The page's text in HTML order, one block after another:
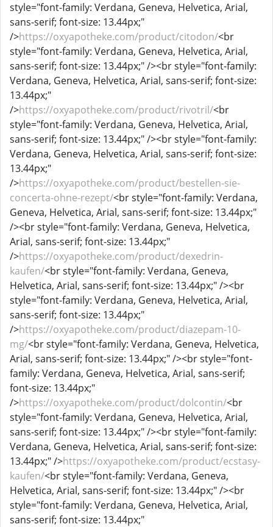
style="font-family: Verdana, Geneva, Helvetica, Arial,
sans-serif; font-size: 13.44px;"
/>https://oxyapotheke.com/product/citodon/<br
style="font-family: Verdana, Geneva, Helvetica, Arial,
sans-serif; font-size: 13.44px;" /><br style="font-family:
Verdana, Geneva, Helvetica, Arial, sans-serif; font-size:
13.44px;"
/>https://oxyapotheke.com/product/rivotril/<br
style="font-family: Verdana, Geneva, Helvetica, Arial,
sans-serif; font-size: 13.44px;" /><br style="font-family:
Verdana, Geneva, Helvetica, Arial, sans-serif; font-size:
13.44px;"
/>https://oxyapotheke.com/product/bestellen-sie-
concerta-ohne-rezept/<br style="font-family: Verdana,
Geneva, Helvetica, Arial, sans-serif; font-size: 13.44px;"
/><br style="font-family: Verdana, Geneva, Helvetica,
Arial, sans-serif; font-size: 13.44px;"
/>https://oxyapotheke.com/product/dexedrin-
kaufen/<br style="font-family: Verdana, Geneva,
Helvetica, Arial, sans-serif; font-size: 13.44px;" /><br
style="font-family: Verdana, Geneva, Helvetica, Arial,
sans-serif; font-size: 13.44px;"
/>https://oxyapotheke.com/product/diazepam-10-
mg/<br style="font-family: Verdana, Geneva, Helvetica,
Arial, sans-serif; font-size: 13.44px;" /><br style="font-
family: Verdana, Geneva, Helvetica, Arial, sans-serif;
font-size: 13.44px;"
/>https://oxyapotheke.com/product/dolcontin/<br
style="font-family: Verdana, Geneva, Helvetica, Arial,
sans-serif; font-size: 13.44px;" /><br style="font-family:
Verdana, Geneva, Helvetica, Arial, sans-serif; font-size:
13.44px;" />https://oxyapotheke.com/product/ecstasy-
kaufen/<br style="font-family: Verdana, Geneva,
Helvetica, Arial, sans-serif; font-size: 13.44px;" /><br
style="font-family: Verdana, Geneva, Helvetica, Arial,
sans-serif; font-size: 13.44px;"